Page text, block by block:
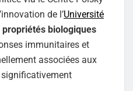
de l’Université
propriétés biologiques
immunitaires et
associées aux